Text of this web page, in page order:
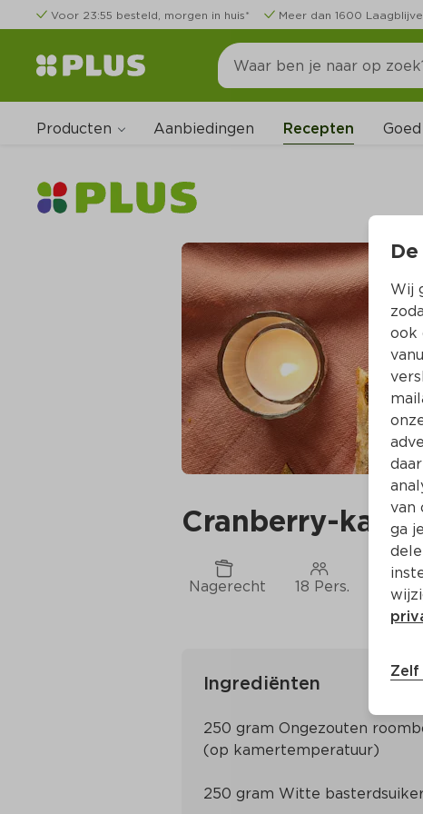
Voor 23:55 besteld, morgen in huis* Meer dan 1600
Producten Aanbiedingen Recepten
Cranberry-
Nagerecht 18 Pers. Ca.
Ingrediënten
250 gram Ongezouten
(op kamertemperatuur)
250 gram Witte
Wij
ook
van
ga
Zelf